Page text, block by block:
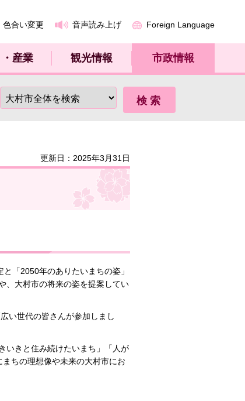
色合い変更 音声読み上げ Foreign Language
産業 観光情報 市政情報
更新日：2025年3月31日
「2050年のありたいまちの姿」
、大村市の将来の姿を提案してい
い世代の皆さんが参加しまし
いきと住み続けたいまち」「人が
ちの理想像や未来の大村市にお